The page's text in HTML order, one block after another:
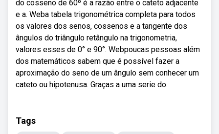
do cosseno de 60º é a razão entre o cateto adjacente
e a. Weba tabela trigonométrica completa para todos
os valores dos senos, cossenos e a tangente dos
ângulos do triângulo retângulo na trigonometria,
valores esses de 0° e 90°. Webpoucas pessoas além
dos matemáticos sabem que é possível fazer a
aproximação do seno de um ângulo sem conhecer um
cateto ou hipotenusa. Graças a uma serie do.
Tags